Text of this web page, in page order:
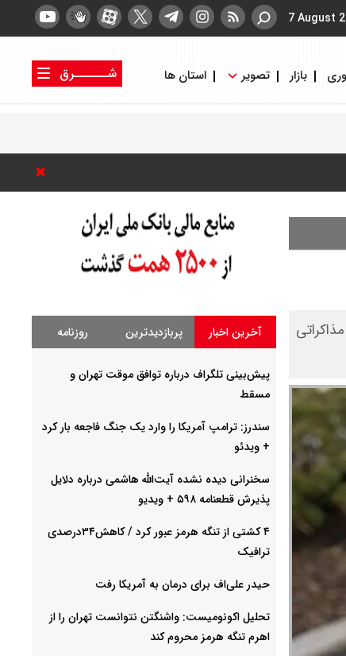
7 August
بازار تصویر استان ها
شــــــرق
آخرین اخبار پربازدیدترین روزنامه
پیش‌بینی تلگراف درباره توافق موقت تهران و
مسقط
سندرز: ترامپ آمریکا را وارد یک جنگ فاجعه بار کرد
+ ویدئو
سخنرانی دیده نشده آیت‌الله هاشمی درباره دلایل
پذیرش قطعنامه ۵۹۸ + ویدیو
۴ کشتی از تنگه هرمز عبور کرد / کاهش۳۴درصدی
ترافیک
حیدر علی‌اف برای درمان به آمریکا رفت
تحلیل اکونومیست: واشنگتن نتوانست تهران را از
اهرم تنگه هرمز محروم کند